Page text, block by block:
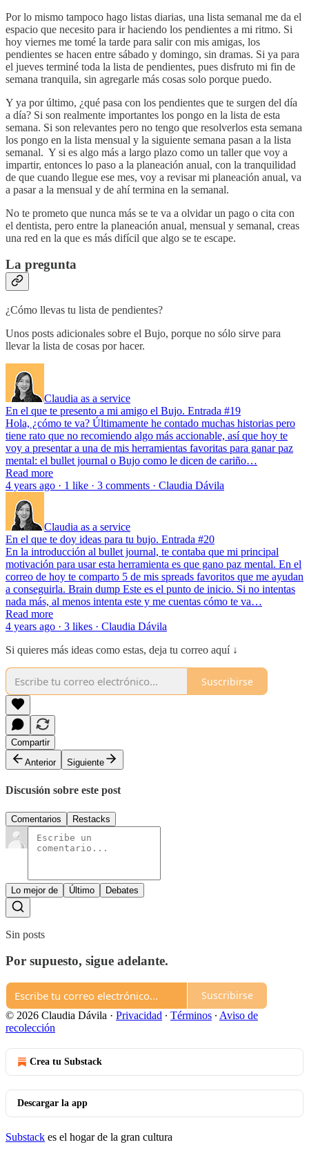
Por lo mismo tampoco hago listas diarias, una lista semanal me da el
espacio que necesito para ir haciendo los pendientes a mi ritmo. Si
hoy viernes me tomé la tarde para salir con mis amigas, los
pendientes se hacen entre sábado y domingo, sin dramas. Si ya para
el jueves terminé toda la lista de pendientes, pues disfruto mi fin de
semana tranquila, sin agregarle más cosas solo porque puedo.
Y ya por último, ¿qué pasa con los pendientes que te surgen del día
a día? Si son realmente importantes los pongo en la lista de esta
semana. Si son relevantes pero no tengo que resolverlos esta semana
los pongo en la lista mensual y la siguiente semana pasan a la lista
semanal. Y si es algo más a largo plazo como un taller que voy a
impartir, entonces lo paso a la planeación anual, con la tranquilidad
de que cuando llegue ese mes, voy a revisar mi planeación anual, va
a pasar a la mensual y de ahí termina en la semanal.
No te prometo que nunca más se te va a olvidar un pago o cita con
el dentista, pero entre la planeación anual, mensual y semanal, creas
una red en la que es más difícil que algo se te escape.
La pregunta
¿Cómo llevas tu lista de pendientes?
Unos posts adicionales sobre el Bujo, porque no sólo sirve para
llevar la lista de cosas por hacer.
Claudia as a service
En el que te presento a mi amigo el Bujo. Entrada #19
Hola, ¿cómo te va? Últimamente he contado muchas historias pero
tiene rato que no recomiendo algo más accionable, así que hoy te
voy a presentar a una de mis herramientas favoritas para ganar paz
mental: el bullet journal o Bujo como le dicen de cariño…
Read more
4 years ago · 1 like · 3 comments · Claudia Dávila
Claudia as a service
En el que te doy ideas para tu bujo. Entrada #20
En la introducción al bullet journal, te contaba que mi principal
motivación para usar esta herramienta es que gano paz mental. En el
correo de hoy te comparto 5 de mis spreads favoritos que me ayudan
a conseguirla. Brain dump Este es el punto de inicio. Si no intentas
nada más, al menos intenta este y me cuentas cómo te va…
Read more
4 years ago · 3 likes · Claudia Dávila
Si quieres más ideas como estas, deja tu correo aquí ↓
Suscribirse
Compartir
Anterior
Siguiente
Discusión sobre este post
Comentarios Restacks
Lo mejor de Último Debates
Sin posts
Por supuesto, sigue adelante.
Suscribirse
© 2026 Claudia Dávila · Privacidad ∙ Términos ∙ Aviso de
recolección
Crea tu Substack
Descargar la app
Substack es el hogar de la gran cultura